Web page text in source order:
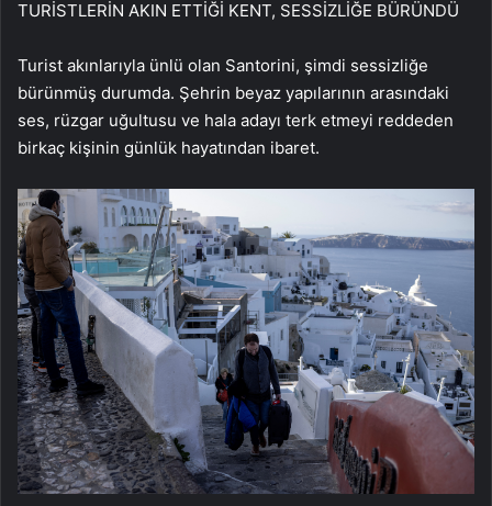
TURİSTLERİN AKIN ETTİĞİ KENT, SESSİZLİĞE BÜRÜNDÜ
Turist akınlarıyla ünlü olan Santorini, şimdi sessizliğe
bürünmüş durumda. Şehrin beyaz yapılarının arasındaki
ses, rüzgar uğultusu ve hala adayı terk etmeyi reddeden
birkaç kişinin günlük hayatından ibaret.